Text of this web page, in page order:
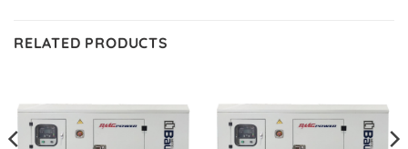
RELATED PRODUCTS